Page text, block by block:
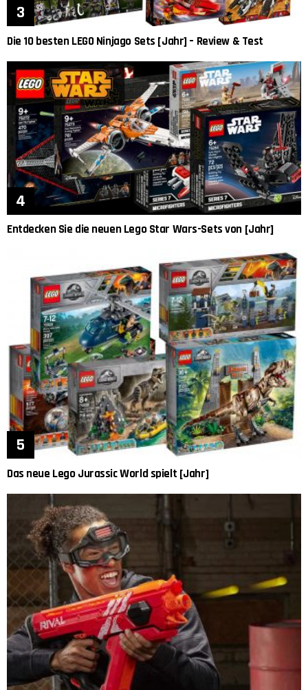
Die 10 besten LEGO Ninjago Sets [Jahr] – Review & Test
Entdecken Sie die neuen Lego Star Wars-Sets von [Jahr]
Das neue Lego Jurassic World spielt [Jahr]